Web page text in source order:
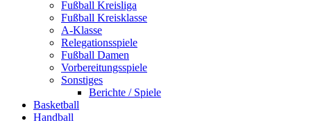
Fußball Kreisliga
Fußball Kreisklasse
A-Klasse
Relegationsspiele
Fußball Damen
Vorbereitungsspiele
Sonstiges
Berichte / Spiele
Basketball
Handball